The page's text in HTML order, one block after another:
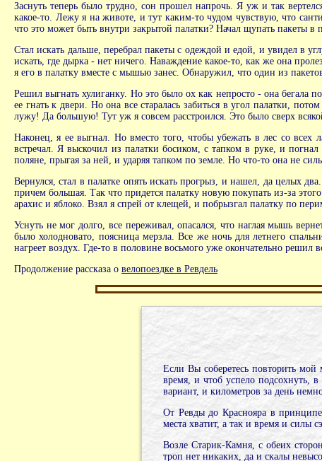
Заснуть теперь было трудно, сон прошел напрочь. Я уж и так
какое-то. Лежу я на животе, и тут каким-то чудом чувствую, что
что это может быть внутри закрытой палатки? Начал щупать пакеты
Стал искать дальше, перебрал пакеты с одеждой и едой, и увидел в
искать, где дырка - нет ничего. Наваждение какое-то, как же она
я его в палатку вместе с мышью занес. Обнаружил, что один из
Решил выгнать хулиганку. Но это было ох как непросто - она бегала
ее гнать к двери. Но она все старалась забиться в угол палатки,
лужу! Да большую! Тут уж я совсем расстроился. Это было сверх
Наконец, я ее выгнал. Но вместо того, чтобы убежать в лес со всех
встречал. Я выскочил из палатки босиком, с тапком в руке, и
поляне, прыгая за ней, и ударяя тапком по земле. Но что-то она не
Вернулся, стал в палатке опять искать прогрыз, и нашел, да целых
причем большая. Так что придется палатку новую покупать из-за
арахис и яблоко. Взял я спрей от клещей, и побрызгал палатку по
Уснуть не мог долго, все переживал, опасался, что наглая мышь
было холодновато, поясница мерзла. Все же ночь для летнего
нагреет воздух. Где-то в половине восьмого уже окончательно решил
Продолжение рассказа о велопоездке в Ревдель
Если Вы соберетесь повторить
время, и чтоб успело подсохнуть,
вариант, и километров за день
От Ревды до Краснояра в принципе
места хватит, а так и время и силы
Возле Старик-Камня, с обеих
троп нет никаких, да и скалы